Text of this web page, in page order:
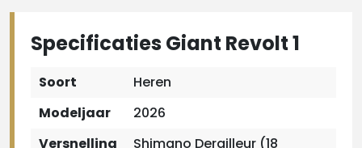
Specificaties Giant Revolt 1
Soort
Heren
Modeljaar
2026
Versnelling
Shimano Derailleur (18